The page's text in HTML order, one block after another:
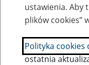
SZUKAJ
ustawienia. Aby
plików cookies”
Polityka cookies
ostatnia